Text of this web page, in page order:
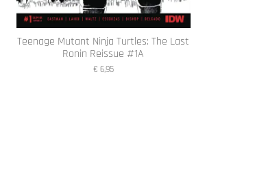
Teenage Mutant Ninja Turtles: The Last
Ronin Reissue #1A
€ 6,95